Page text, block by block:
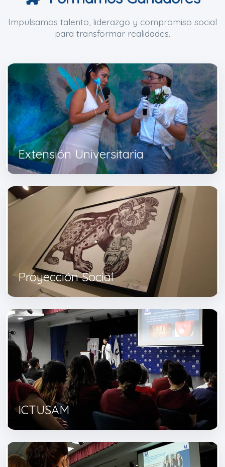
Impulsamos talento, liderazgo y compromiso social
para transformar realidades.
Extensión Universitaria
Proyección Social
ICTUSAM